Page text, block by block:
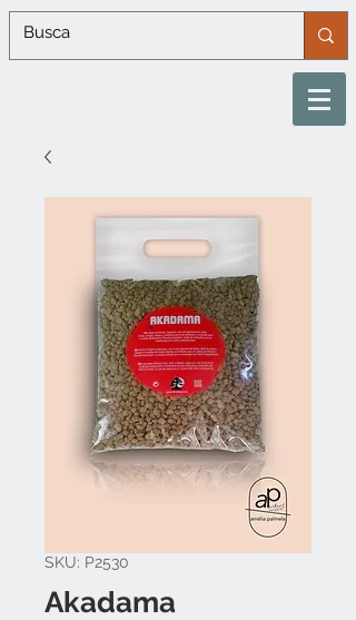
SKU: P2530
Akadama